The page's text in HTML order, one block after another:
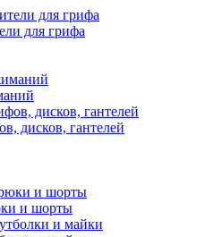
для грифа
дисков, гантелей
и шорты